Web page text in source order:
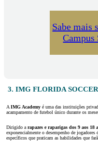
Sabe mais
Campus
3. IMG FLORIDA
A IMG Academy é uma das instituições
acampamento de futebol único durante os
Dirigido a rapazes e raparigas dos 9 aos 18
exponencialmente o desempenho de
específicos que praticam as habilidades que